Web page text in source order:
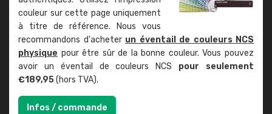
couleur sur cette page uniquement
à titre de référence. Nous vous
recommandons d'acheter un éventail de couleurs NCS
physique pour être sûr de la bonne couleur. Vous pouvez
avoir un éventail de couleurs NCS pour seulement
€189,95(hors TVA).
Infos / commande